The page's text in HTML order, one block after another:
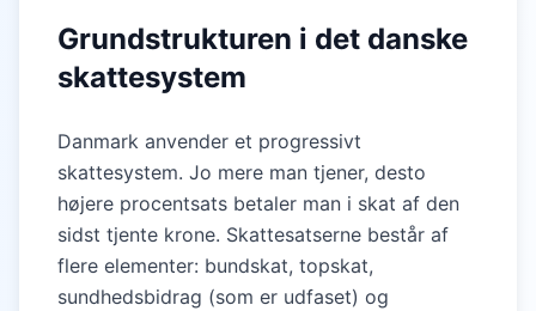
Grundstrukturen i det danske
skattesystem
Danmark anvender et progressivt
skattesystem. Jo mere man tjener, desto
højere procentsats betaler man i skat af den
sidst tjente krone. Skattesatserne består af
flere elementer: bundskat, topskat,
sundhedsbidrag (som er udfaset) og